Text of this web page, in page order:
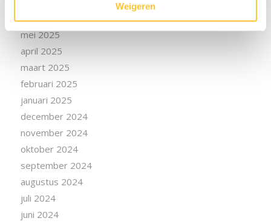
Weigeren
juni 2025
mei 2025
april 2025
maart 2025
februari 2025
januari 2025
december 2024
november 2024
oktober 2024
september 2024
augustus 2024
juli 2024
juni 2024